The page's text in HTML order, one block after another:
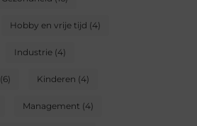
Hobby en vrije tijd (4)
Industrie(4)
(6) Kinderen (4)
Management (4)